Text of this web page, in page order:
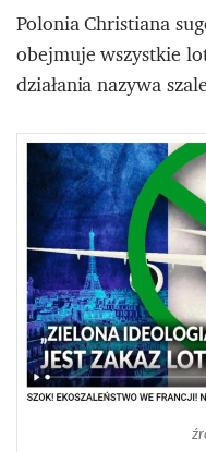
Polonia Christiana
obejmuje wszystkie
działania nazywa